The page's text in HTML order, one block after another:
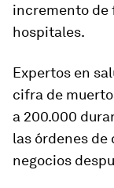
incremento de
hospitales.
Expertos en
cifra de
a 200.000
las órdenes
negocios